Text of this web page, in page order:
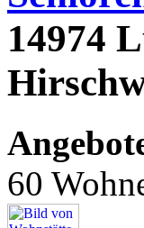
14974
60